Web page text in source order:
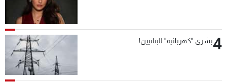
4بشرى "كهربائية" للبنانيين!